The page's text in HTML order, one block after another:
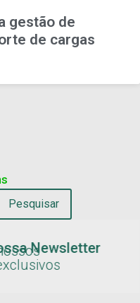
gestão de
de cargas
Newsletter